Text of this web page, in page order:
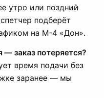
утро или поздний
подберёт
на М-4 «Дон».
заказ потеряется?
время подачи без
заранее — мы